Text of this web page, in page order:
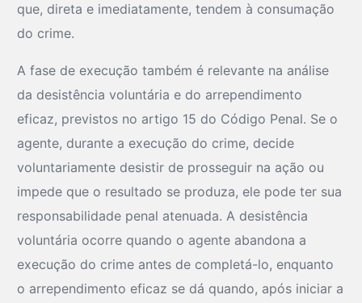
que, direta e imediatamente, tendem à consumação
do crime.
A fase de execução também é relevante na análise
da desistência voluntária e do arrependimento
eficaz, previstos no artigo 15 do Código Penal. Se o
agente, durante a execução do crime, decide
voluntariamente desistir de prosseguir na ação ou
impede que o resultado se produza, ele pode ter sua
responsabilidade penal atenuada. A desistência
voluntária ocorre quando o agente abandona a
execução do crime antes de completá-lo, enquanto
o arrependimento eficaz se dá quando, após iniciar a